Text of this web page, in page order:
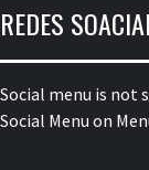
REDES
Social menu is not
Social Menu on